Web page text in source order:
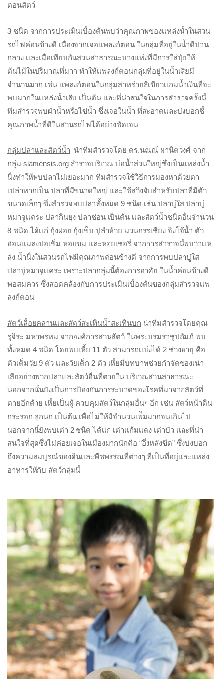
ตอนสัตว์
3 ชนิด จากการประเมินเบื้องต้นพบว่าคุณภาพของเเหล่งน้ำในสวน
รถไฟค่อนข้างดี เนื่องจากเจอเเพลงก์ตอน ในกลุ่มที่อยู่ในน้ำดีปาน
กลาง เเละเมื่อเทียบกันสวนสาธารณะบางเเห่งที่มีการใส่ปุ๋ยให้
ต้นไม้ในปริมาณที่มาก ทำให้เเพลงก์ตอนกลุ่มที่อยู่ในน้ำเสียมี
จำนวนมาก เช่น เเพลงก์ตอนในกลุ่มสาหร่ายสีเขียวเเกมน้ำเงินที่จะ
พบมากในเเหล่งน้ำเสีย เป็นต้น เเละที่น่าสนใจในการสำรวจครั้งนี้
ทีมสำรวจพบผำน้ำหรือไข่น้ำ ซึ่งเจอในน้ำ ที่สะอาดเเละบ่งบอกชี้
คุณภาพน้ำที่ดีในสวนรถไฟได้อย่างชัดเจน
กลุ่มปลาเเละสัตว์น้ำ นำทีมสำรวจโดย ดร.นณณ์ ผานิตวงศ์ จาก
กลุ่ม siamensis.org สำรวจบริเวณ บ่อน้ำส่วนใหญ่ซึ่งเป็นเเหล่งน้ำ
นิ่งทำให้พบปลาไม่เยอะมาก ทีมสำรวจใช้วิธีการมองหาด้วยตา
เปล่าหากเป็น ปลาที่มีขนาดใหญ่ เเละใช้สวิงจับสำหรับปลาที่มีตัว
ขนาดเล็กๆ ซึ่งสำรวจพบปลาทั้งหมด 9 ชนิด เช่น ปลาบู่ใส ปลาบู่
หมาจูเเคระ ปลากินยุง ปลาช่อน เป็นต้น เเละสัตว์น้ำชนิดอื่นจำนวน
8 ชนิด ได้เเก่ กุ้งฝอย กุ้งเข็บ ปูลำห้วย มวนกรรเชียง จิงโจ้น้ำ ตัว
อ่อนเเมลงปอเข็ม หอยขม เเละหอยเชอรี่ จากการสำรวจนี้พบว่าเเห
ล่ง น้ำนิ่งในสวนรถไฟมีคุณภาพค่อนข้างดี จากการพบปลาบู่ใส
ปลาบู่หมาจูเเคระ เพราะปลากลุ่มนี้ต้องการอาศัย ในน้ำค่อนข้างดี
พอสมควร ซึ่งสอดคล้องกับการประเมินเบื้องต้นของกลุ่มสำรวจเเพ
ลงก์ตอน
สัตว์เลื้อยคลานเเละสัตว์สะเทินน้ำสะเทินบก นำทีมสำรวจโดยคุณ
รุจิระ มหาพรหม จากองค์การสวนสัตว์ ในพระบรมราชูปถัมภ์ พบ
ทั้งหมด 4 ชนิด โดยพบเหี้ย 11 ตัว สามารถเเบ่งได้ 2 ช่วงอายุ คือ
ตัวเต็มวัย 9 ตัว เเละวัยเด็ก 2 ตัว เหี้ยมีบทบาทช่วยกำจัดของเน่า
เสียอย่างพวกปลาและสัตว์อื่นที่ตายใน บริเวณสวนสาธารณะ
นอกจากนั้นยังเป็นการป้องกันการระบาดของโรคที่มาจากสัตว์ที่
ตายอีกด้วย เหี้ยเป็นผู้ ควบคุมสัตว์ในกลุ่มอื่นๆ อีก เช่น สัตว์หน้าดิน
กระรอก ลูกนก เป็นต้น เพื่อไม่ให้มีจำนวนเพ่ิมมากจนเกินไป
นอกจากนี้ยังพบเต่า 2 ชนิด ได้เเก่ เต่าเเก้มเเดง เต่าบัว เเละที่น่า
สนใจที่สุดซึ่งไม่ค่อยเจอในเมืองมากนักคือ “อึ่งหลังขีด” ซึ่งบ่งบอก
ถึงความสมบูรณ์ของดินเเละพืชพรรณที่ต่างๆ ที่เป็นที่อยู่เเละเเหล่ง
อาหารให้กับ สัตว์กลุ่มนี้